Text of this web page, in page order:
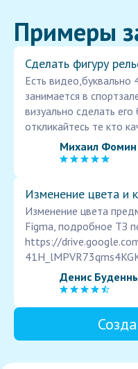
Примеры
Сделать фигуру
Есть видео,буквально
занимается в
визуально сделать
откликайтесь те кто
Михаил Фомин
Изменение цвета и
Изменение цвета
Figma, подробное ТЗ
https://
Денис